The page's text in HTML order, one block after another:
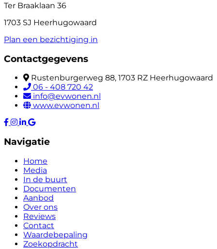
Ter Braaklaan 36
1703 SJ Heerhugowaard
Plan een bezichtiging in
Contactgegevens
Rustenburgerweg 88, 1703 RZ Heerhugowaard
06 - 408 720 42
info@evwonen.nl
www.evwonen.nl
Navigatie
Home
Media
In de buurt
Documenten
Aanbod
Over ons
Reviews
Contact
Waardebepaling
Zoekopdracht